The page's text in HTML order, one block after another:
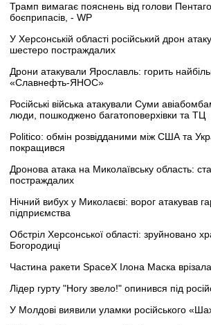
Трамп вимагає пояснень від голови
боєприпасів, - WP
У Херсонській області російський дрон
шестеро постраждалих
Дрони атакували Ярославль: горить
«Славнефть-ЯНОС»
Російські війська атакували Суми
люди, пошкоджено багатоповерхівки та ТЦ
Politico: обмін розвідданими між США та
покращився
Дронова атака на Миколаївську область:
постраждалих
Нічний вибух у Миколаєві: ворог атакував
підприємства
Обстріл Херсонської області: зруйновано
Богородиці
Частина ракети SpaceX Ілона Маска
Лідер гурту "Ногу звело!" опинився під
У Молдові виявили уламки російського